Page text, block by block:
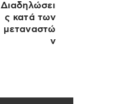
Διαδηλώσει
ς κατά των
μεταναστώ
ν